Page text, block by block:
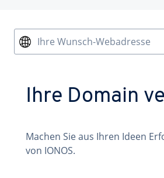
Ihre Wunsch-Webadresse
Ihre Domain
Machen Sie aus Ihren Ideen
von IONOS.